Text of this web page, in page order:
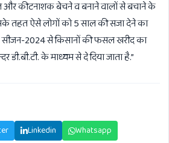
और कीटनाशक बेचने व बनाने वालों से बचाने के
तहत ऐसे लोगों को 5 साल की सजा देने का
सीजन-2024 से किसानों की फसल खरीद का
के माध्यम से दे दिया जाता है.”
Linkedin
Whatsapp